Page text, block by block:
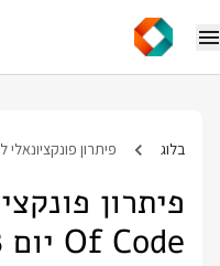
בלוג פיתרון פונקציונאלי ל Advent Of Code יום 8 חלק 1 בפייתון
Of Code יום 8 חלק 1 בפייתון